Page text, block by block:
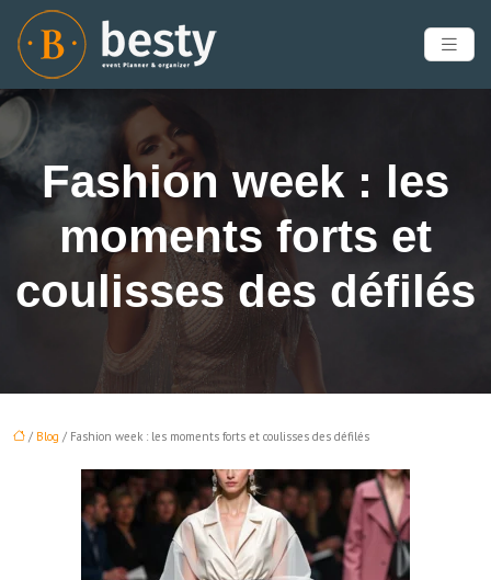
Fashion week : les
moments forts et
coulisses des défilés
/ Blog / Fashion week : les moments forts et coulisses des défilés